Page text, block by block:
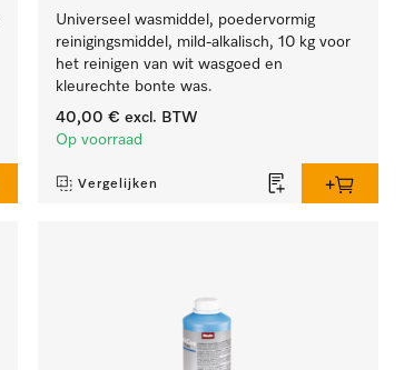
Universeel wasmiddel, poedervormig
reinigingsmiddel, mild-alkalisch, 10 kg voor
het reinigen van wit wasgoed en
kleurechte bonte was.
40,00 € excl. BTW
Op voorraad
Vergelijken